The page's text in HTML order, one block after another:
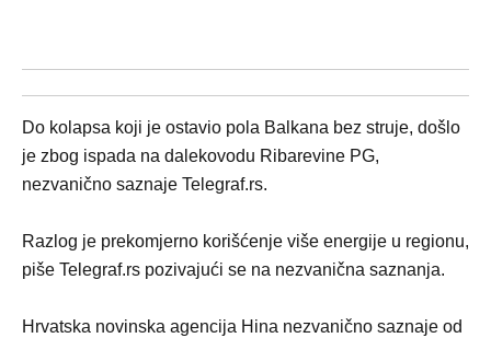
Do kolapsa koji je ostavio pola Balkana bez struje, došlo
je zbog ispada na dalekovodu Ribarevine PG,
nezvanično saznaje Telegraf.rs.
Razlog je prekomjerno korišćenje više energije u regionu,
piše Telegraf.rs pozivajući se na nezvanična saznanja.
Hrvatska novinska agencija Hina nezvanično saznaje od